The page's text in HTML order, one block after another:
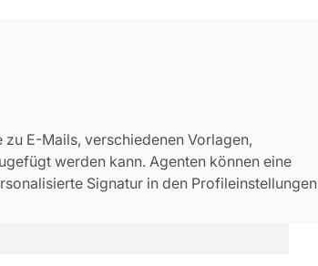
E-Mails, verschiedenen Vorlagen,
werden kann. Agenten können eine
Signatur in den Profileinstellungen